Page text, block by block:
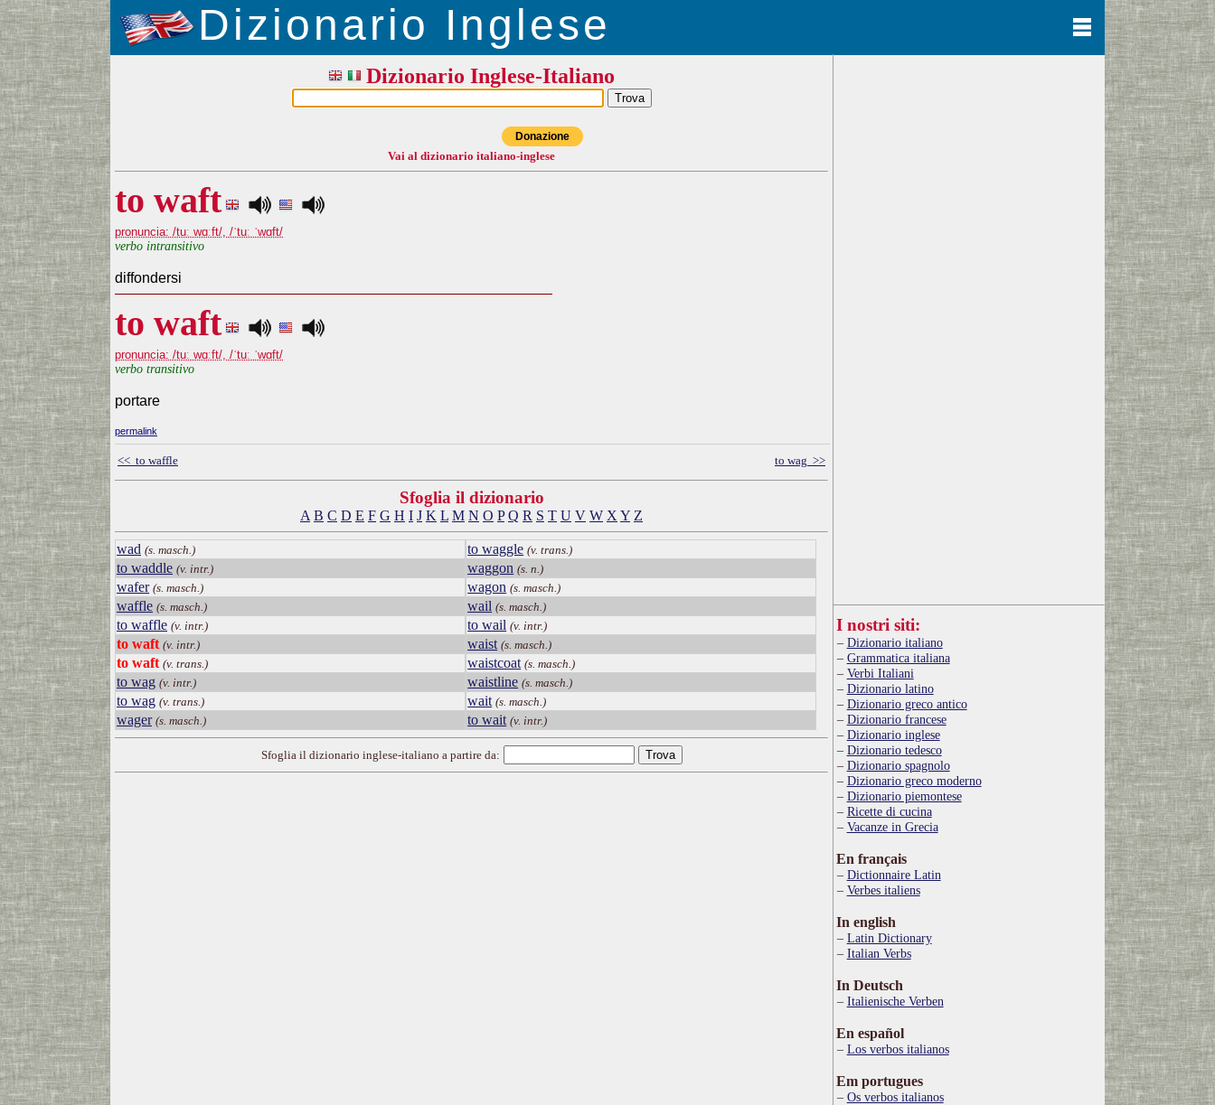
Dizionario Inglese
Dizionario Inglese-Italiano
Donazione
Vai al dizionario italiano-inglese
to waft
pronuncia: /tuː wɑːft/, /ˈtuː ˈwɑft/
verbo intransitivo
diffondersi
to waft
pronuncia: /tuː wɑːft/, /ˈtuː ˈwɑft/
verbo transitivo
portare
permalink
<< to waffle to wag >>
Sfoglia il dizionario
A B C D E F G H I J K L M N O P Q R S T U V W X Y Z
wad (s. masch.)
to waddle (v. intr.)
wafer (s. masch.)
waffle (s. masch.)
to waffle (v. intr.)
to waft (v. intr.)
to waft (v. trans.)
to wag (v. intr.)
to wag (v. trans.)
wager (s. masch.)
to waggle (v. trans.)
waggon (s. n.)
wagon (s. masch.)
wail (s. masch.)
to wail (v. intr.)
waist (s. masch.)
waistcoat (s. masch.)
waistline (s. masch.)
wait (s. masch.)
to wait (v. intr.)
Sfoglia il dizionario inglese-italiano a partire da:
I nostri siti:
Dizionario italiano
Grammatica italiana
Verbi Italiani
Dizionario latino
Dizionario greco antico
Dizionario francese
Dizionario inglese
Dizionario tedesco
Dizionario spagnolo
Dizionario greco moderno
Dizionario piemontese
Ricette di cucina
Vacanze in Grecia
En français
Dictionnaire Latin
Verbes italiens
In english
Latin Dictionary
Italian Verbs
In Deutsch
Italienische Verben
En español
Los verbos italianos
Em portugues
Os verbos italianos